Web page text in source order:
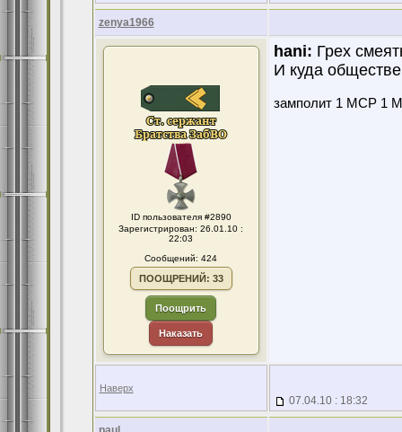
zenya1966
ID пользователя #2890
Зарегистрирован: 26.01.10 :
22:03
Сообщений: 424
ПООЩРЕНИЙ: 33
Поощрить
Наказать
hani: Грех
И куда
замполит 1 МСР 1
Наверх
07.04.10 : 18:32